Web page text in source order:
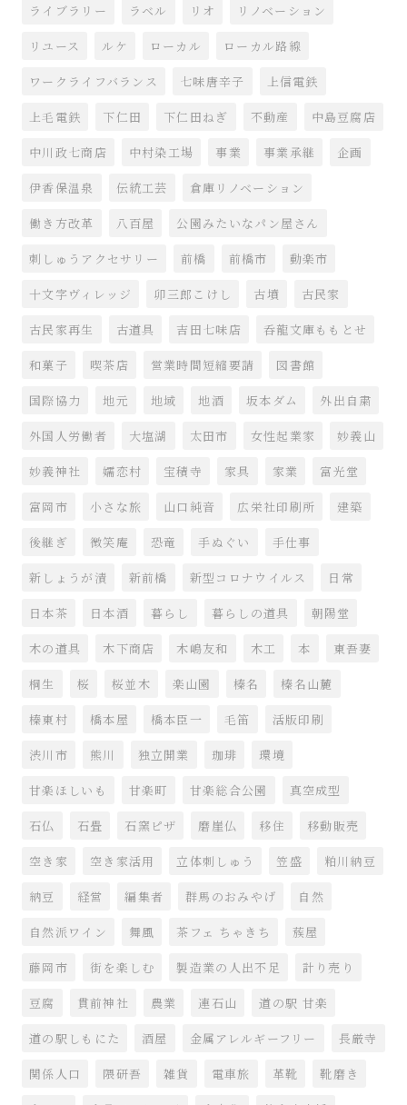
ライブラリー ラベル リオ リノベーション
リユース ルケ ローカル ローカル路線
ワークライフバランス 七味唐辛子 上信電鉄
上毛電鉄 下仁田 下仁田ねぎ 不動産 中島豆腐店
中川政七商店 中村染工場 事業 事業承継 企画
伊香保温泉 伝統工芸 倉庫リノベーション
働き方改革 八百屋 公園みたいなパン屋さん
刺しゅうアクセサリー 前橋 前橋市 動楽市
十文字ヴィレッジ 卯三郎こけし 古墳 古民家
古民家再生 古道具 吉田七味店 呑龍文庫ももとせ
和菓子 喫茶店 営業時間短縮要請 図書館
国際協力 地元 地域 地酒 坂本ダム 外出自粛
外国人労働者 大塩湖 太田市 女性起業家 妙義山
妙義神社 嬬恋村 宝積寺 家具 家業 富光堂
富岡市 小さな旅 山口純音 広栄社印刷所 建築
後継ぎ 微笑庵 恐竜 手ぬぐい 手仕事
新しょうが漬 新前橋 新型コロナウイルス 日常
日本茶 日本酒 暮らし 暮らしの道具 朝陽堂
木の道具 木下商店 木嶋友和 木工 本 東吾妻
桐生 桜 桜並木 楽山園 榛名 榛名山麓
榛東村 橋本屋 橋本臣一 毛笛 活版印刷
渋川市 熊川 独立開業 珈琲 環境
甘楽ほしいも 甘楽町 甘楽総合公園 真空成型
石仏 石畳 石窯ピザ 磨崖仏 移住 移動販売
空き家 空き家活用 立体刺しゅう 笠盛 粕川納豆
納豆 経営 編集者 群馬のおみやげ 自然
自然派ワイン 舞風 茶フェ ちゃきち 蔟屋
藤岡市 街を楽しむ 製造業の人出不足 計り売り
豆腐 貫前神社 農業 連石山 道の駅 甘楽
道の駅しもにた 酒屋 金属アレルギーフリー 長厳寺
関係人口 隈研吾 雑貨 電車旅 革靴 靴磨き